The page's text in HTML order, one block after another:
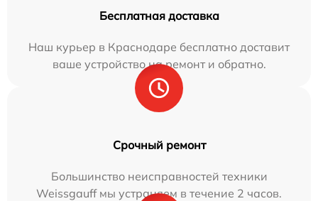
Бесплатная доставка
Наш курьер в Краснодаре бесплатно доставит
ваше устройство на ремонт и обратно.
Срочный ремонт
Большинство неисправностей техники
Weissgauff мы устраняем в течение 2 часов.